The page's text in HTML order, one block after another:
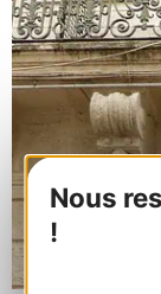
Nous
!